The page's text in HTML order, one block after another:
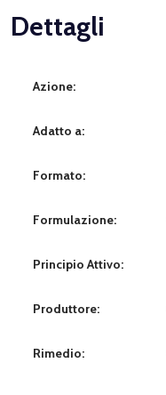
Dettagli
Azione:
Adatto a:
Formato:
Formulazione:
Principio Attivo:
Produttore:
Rimedio: